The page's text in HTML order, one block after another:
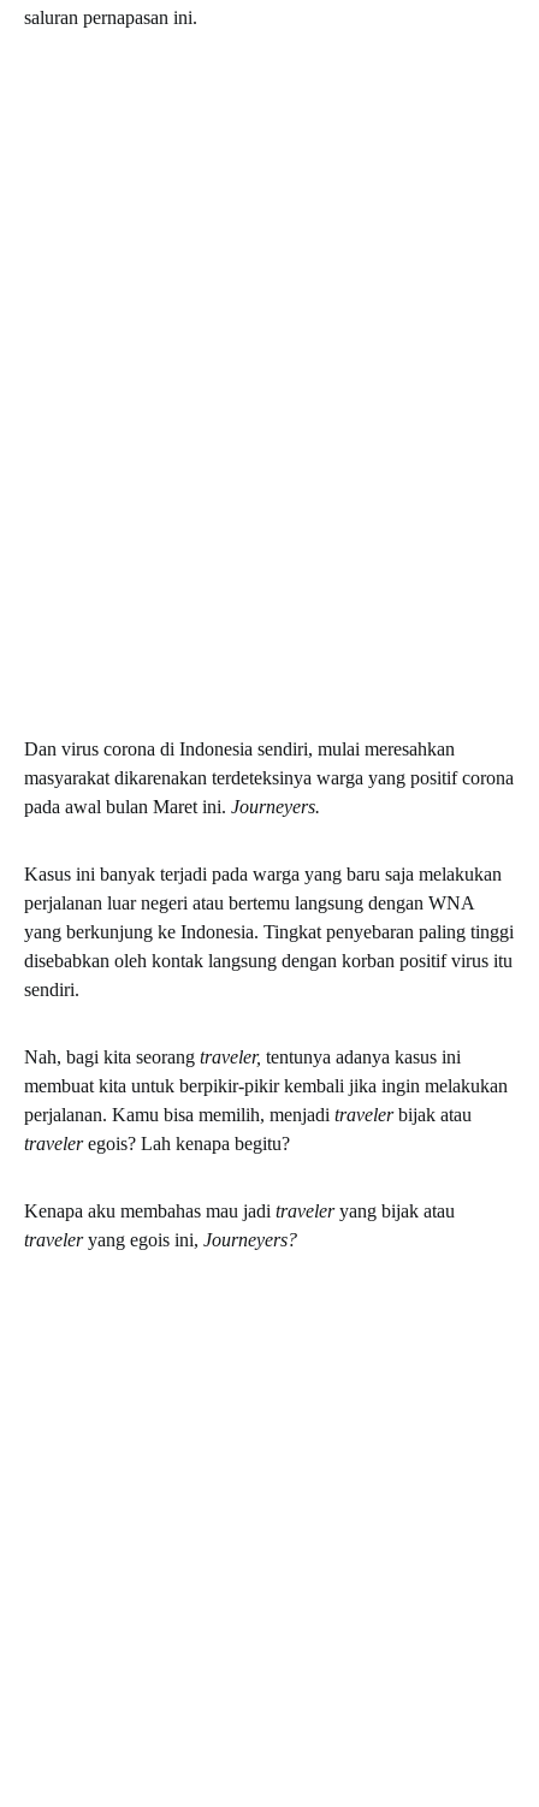
saluran pernapasan ini.
Dan virus corona di Indonesia sendiri, mulai meresahkan
masyarakat dikarenakan terdeteksinya warga yang positif corona
pada awal bulan Maret ini. Journeyers.
Kasus ini banyak terjadi pada warga yang baru saja melakukan
perjalanan luar negeri atau bertemu langsung dengan WNA
yang berkunjung ke Indonesia. Tingkat penyebaran paling tinggi
disebabkan oleh kontak langsung dengan korban positif virus itu
sendiri.
Nah, bagi kita seorang traveler, tentunya adanya kasus ini
membuat kita untuk berpikir-pikir kembali jika ingin melakukan
perjalanan. Kamu bisa memilih, menjadi travelerbijak atau
traveleregois? Lah kenapa begitu?
Kenapa aku membahas mau jadi traveleryang bijak atau
traveleryang egois ini, Journeyers?